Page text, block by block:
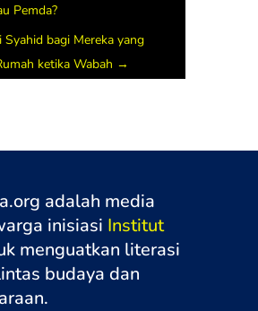
Pemda?
Syahid bagi Mereka yang
ketika Wabah →
adalah media
inisiasi Institut
menguatkan literasi
budaya dan
n.